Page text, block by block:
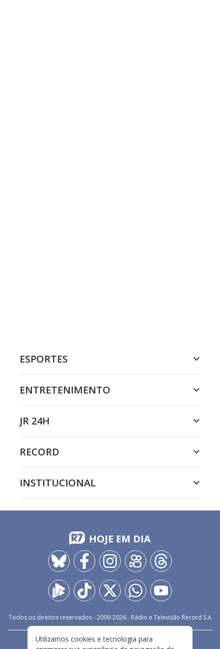
ESPORTES
ENTRETENIMENTO
JR 24H
RECORD
INSTITUCIONAL
HOJE EM DIA
Todos os direitos reservados - 2009-2026- Rádio e Televisão Record S.A
FALE CONOSCO PRIVACIDADE
Utilizamos cookies e tecnologia para